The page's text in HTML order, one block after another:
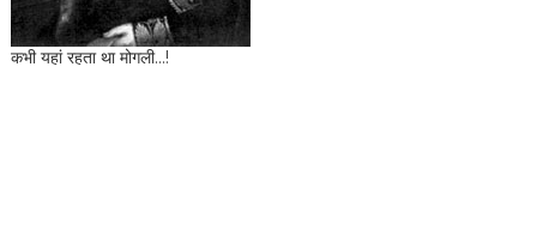
कभी यहां रहता था मोगली...!